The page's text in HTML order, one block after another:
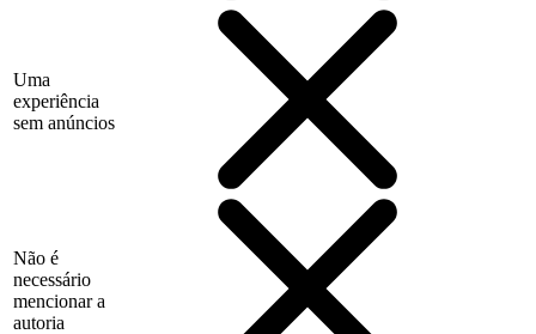
Uma
experiência
sem anúncios
Não é
necessário
mencionar a
autoria